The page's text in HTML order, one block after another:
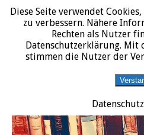
START
Rezensionen
Diese Seite verwendet
zu verbessern. Nähere
Rechten als Nutzer
Datenschutzerklärung. Mit
stimmen die Nutzer der